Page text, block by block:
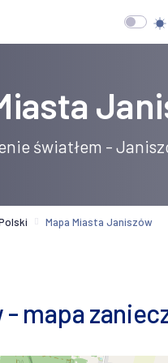
światłem -
Mapa Miasta Janiszów
mapa